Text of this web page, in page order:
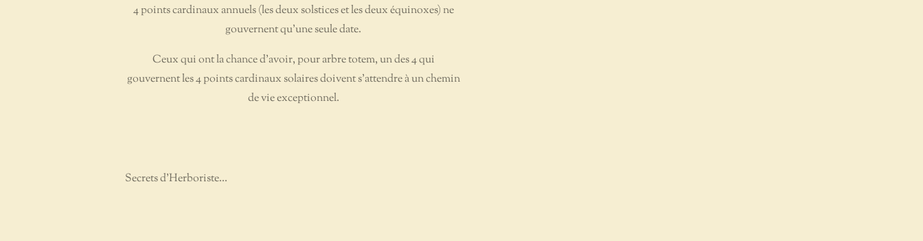
4 points cardinaux annuels (les deux solstices et les deux équinoxes) ne
gouvernent qu'une seule date.
Ceux qui ont la chance d'avoir, pour arbre totem, un des 4 qui
gouvernent les 4 points cardinaux solaires doivent s'attendre à un chemin
de vie exceptionnel.
Secrets d'Herboriste...